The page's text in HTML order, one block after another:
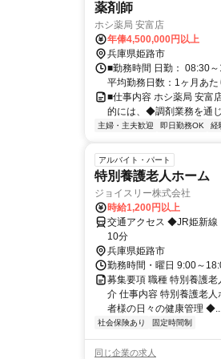
薬剤師
ホシ薬局 安富店
年俸4,500,000円以上
兵庫県姫路市
■勤務時間 日勤： 08:30
平均勤務日数：1ヶ月あ
■仕事内容 ホシ薬局 安富
的には、◆調剤業務を通
主婦・主夫歓迎 即日勤務OK 経
アルバイト・パート
特別養護老人ホーム
ジョイスリー株式会社
時給1,200円以上
交通アクセス ◆JR姫新線
10分
兵庫県姫路市
勤務時間・曜日 9:00～
募集要項 職種 特別養護
介 仕事内容 特別養護老
者様の日々の健康管理
社会保険あり 固定時間制
同じ企業の求人